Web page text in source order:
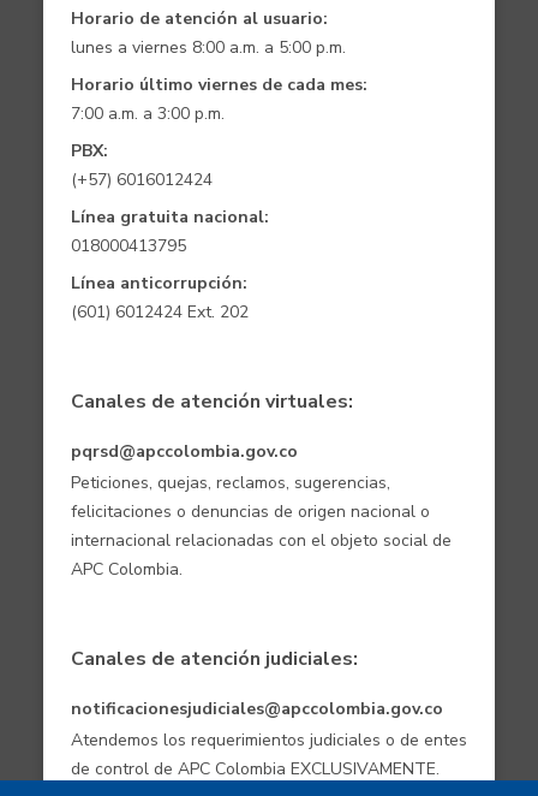
Horario de atención al usuario:
lunes a viernes 8:00 a.m. a 5:00 p.m.
Horario último viernes de cada mes:
7:00 a.m. a 3:00 p.m.
PBX:
(+57) 6016012424
Línea gratuita nacional:
018000413795
Línea anticorrupción:
(601) 6012424 Ext. 202
Canales de atención virtuales:
pqrsd@apccolombia.gov.co
Peticiones, quejas, reclamos, sugerencias,
felicitaciones o denuncias de origen nacional o
internacional relacionadas con el objeto social de
APC Colombia.
Canales de atención judiciales:
notificacionesjudiciales@apccolombia.gov.co
Atendemos los requerimientos judiciales o de entes
de control de APC Colombia EXCLUSIVAMENTE.